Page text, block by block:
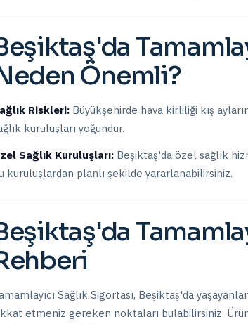
'da
Önemli?
Riskleri: Büyükşehirde hava kirliliği kış
kuruluşları yoğundur.
Sağlık Kuruluşları: Beşiktaş'da özel sağlık
kuruluşlardan planlı şekilde yararlanabilirsiniz.
'da
Sağlık Sigortası, Beşiktaş'da
etmeniz gereken noktaları bulabilirsiniz.